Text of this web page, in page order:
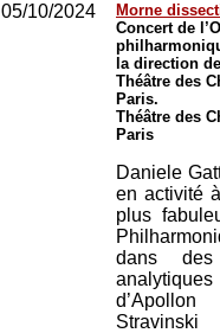
05/10/2024
Morne
Concert de
la direction
Théâtre des
Paris.
Théâtre des
Paris
Daniele
en activité
plus
dans des